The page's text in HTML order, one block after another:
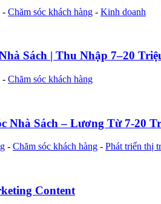
- Chăm sóc khách hàng - Kinh doanh
Sách | Thu Nhập 7–20
- Chăm sóc khách hàng
Nhà Sách – Lương Từ 7-20
- Chăm sóc khách hàng - Phát triển thị
Content